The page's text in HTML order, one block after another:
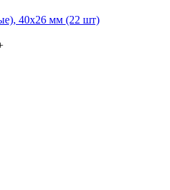
40х26 мм (22 шт)